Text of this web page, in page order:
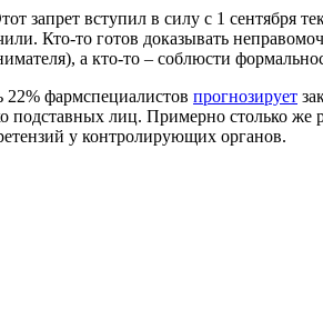
запрет вступил в силу с 1 сентября
Кто-то готов доказывать
а кто-то – соблюсти
фармспециалистов прогнозирует
подставных лиц. Примерно столько
у контролирующих органов.